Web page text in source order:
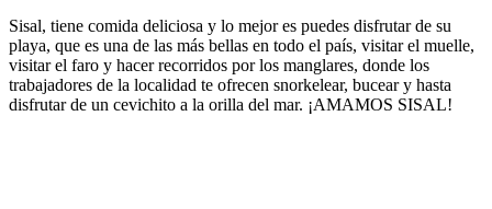
Sisal, tiene comida deliciosa y lo mejor es puedes disfrutar de su
playa, que es una de las más bellas en todo el país, visitar el muelle,
visitar el faro y hacer recorridos por los manglares, donde los
trabajadores de la localidad te ofrecen snorkelear, bucear y hasta
disfrutar de un cevichito a la orilla del mar. ¡AMAMOS SISAL!